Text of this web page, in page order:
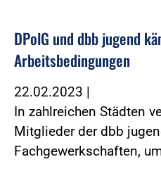
DPolG und dbb jugend
Arbeitsbedingungen
22.02.2023 |
In zahlreichen Städten
Mitglieder der dbb
Fachgewerkschaften,